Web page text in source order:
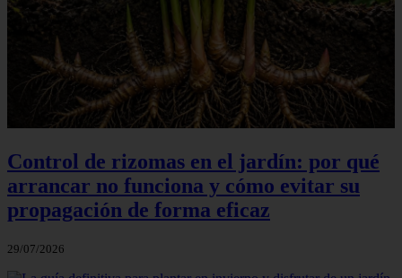
Control de rizomas en el jardín: por qué
arrancar no funciona y cómo evitar su
propagación de forma eficaz
29/07/2026